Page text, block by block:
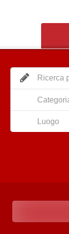
Luogo